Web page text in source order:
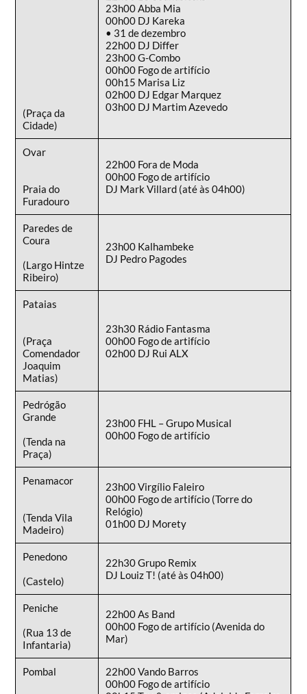
(Praça da
Cidade)
23h00 Abba Mia
00h00 DJ Kareka
• 31 de dezembro
22h00 DJ Differ
23h00 G-Combo
00h00 Fogo de artifício
00h15 Marisa Liz
02h00 DJ Edgar Marquez
03h00 DJ Martim Azevedo
Ovar
Praia do
Furadouro
22h00 Fora de Moda
00h00 Fogo de artifício
DJ Mark Villard (até às 04h00)
Paredes de
Coura
(Largo Hintze
Ribeiro)
23h00 Kalhambeke
DJ Pedro Pagodes
Pataias
(Praça
Comendador
Joaquim
Matias)
23h30 Rádio Fantasma
00h00 Fogo de artifício
02h00 DJ Rui ALX
Pedrógão
Grande
(Tenda na
Praça)
23h00 FHL – Grupo Musical
00h00 Fogo de artifício
Penamacor
(Tenda Vila
Madeiro)
23h00 Virgílio Faleiro
00h00 Fogo de artifício (Torre do
Relógio)
01h00 DJ Morety
Penedono
(Castelo)
22h30 Grupo Remix
DJ Louiz T! (até às 04h00)
Peniche
(Rua 13 de
Infantaria)
22h00 As Band
00h00 Fogo de artifício (Avenida do
Mar)
Pombal
22h00 Vando Barros
00h00 Fogo de artifício